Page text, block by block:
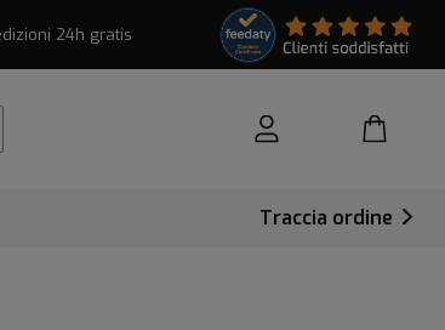
24h gratis
Traccia ordine